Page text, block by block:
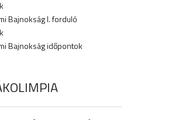
Bajnokság I. forduló
Bajnokság időpontok